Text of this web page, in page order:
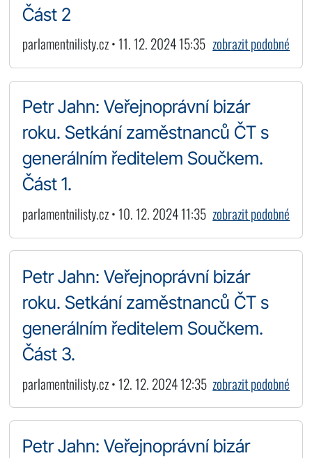
Část 2
parlamentnilisty.cz • 11. 12. 2024 15:35 zobrazit podobné
Petr Jahn: Veřejnoprávní bizár
roku. Setkání zaměstnanců ČT s
generálním ředitelem Součkem.
Část 1.
parlamentnilisty.cz • 10. 12. 2024 11:35 zobrazit podobné
Petr Jahn: Veřejnoprávní bizár
roku. Setkání zaměstnanců ČT s
generálním ředitelem Součkem.
Část 3.
parlamentnilisty.cz • 12. 12. 2024 12:35 zobrazit podobné
Petr Jahn: Veřejnoprávní bizár